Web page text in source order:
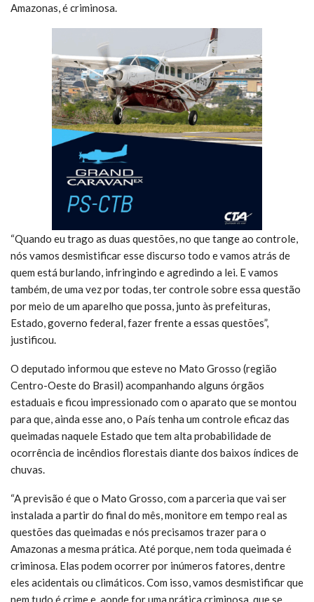
Amazonas, é criminosa.
“Quando eu trago as duas questões, no que tange ao controle,
nós vamos desmistificar esse discurso todo e vamos atrás de
quem está burlando, infringindo e agredindo a lei. E vamos
também, de uma vez por todas, ter controle sobre essa questão
por meio de um aparelho que possa, junto às prefeituras,
Estado, governo federal, fazer frente a essas questões”,
justificou.
O deputado informou que esteve no Mato Grosso (região
Centro-Oeste do Brasil) acompanhando alguns órgãos
estaduais e ficou impressionado com o aparato que se montou
para que, ainda esse ano, o País tenha um controle eficaz das
queimadas naquele Estado que tem alta probabilidade de
ocorrência de incêndios florestais diante dos baixos índices de
chuvas.
“A previsão é que o Mato Grosso, com a parceria que vai ser
instalada a partir do final do mês, monitore em tempo real as
questões das queimadas e nós precisamos trazer para o
Amazonas a mesma prática. Até porque, nem toda queimada é
criminosa. Elas podem ocorrer por inúmeros fatores, dentre
eles acidentais ou climáticos. Com isso, vamos desmistificar que
nem tudo é crime e, aonde for uma prática criminosa, que se